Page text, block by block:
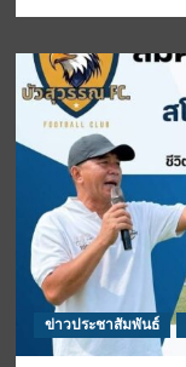
ข่าวประชาสัมพันธ์